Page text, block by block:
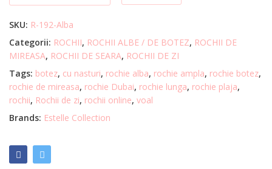
SKU: R-192-Alba
Categorii: ROCHII, ROCHII ALBE / DE BOTEZ, ROCHII DE
MIREASA, ROCHII DE SEARA, ROCHII DE ZI
Tags: botez, cu nasturi, rochie alba, rochie ampla, rochie botez,
rochie de mireasa, rochie Dubai, rochie lunga, rochie plaja,
rochii, Rochii de zi, rochii online, voal
Brands: Estelle Collection